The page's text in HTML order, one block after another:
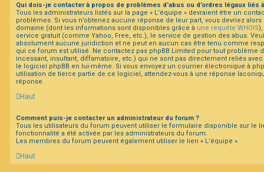
Qui dois-je contacter à propos de problèmes d’abus ou d’ordres légaux liés
Tous les administrateurs listés sur la page « L’équipe » devraient être un
problèmes. Si vous n’obtenez aucune réponse de leur part, vous devriez
domaine (dont les informations sont disponibles grâce à une requête WHOIS
service gratuit (comme Yahoo, Free, etc.), le service de gestion des abus.
absolument aucune juridiction et ne peut en aucun cas être tenu comme
qui ce forum est utilisé. Ne contactez pas phpBB Limited pour tout problème
incessant, insultant, diffamatoire, etc.) qui ne sont pas directement reliés
le logiciel phpBB en lui-même. Si vous envoyez un courrier électronique à
utilisation de tierce partie de ce logiciel, attendez-vous à une réponse
réponse.
Haut
Comment puis-je contacter un administrateur du forum ?
Tous les utilisateurs du forum peuvent utiliser le formulaire disponible sur le
fonctionnalité a été activée par les administrateurs du forum.
Les membres du forum peuvent également utiliser le lien « L’équipe ».
Haut